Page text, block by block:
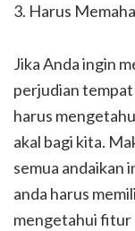
3. Harus
Jika Anda ingin
perjudian tempat
harus
akal bagi kita.
semua andaikan
anda harus
mengetahui fitur